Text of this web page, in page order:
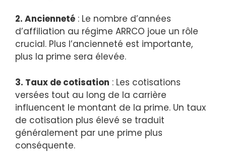
2. Ancienneté : Le nombre d’années
d’affiliation au régime ARRCO joue un rôle
crucial. Plus l’ancienneté est importante,
plus la prime sera élevée.
3. Taux de cotisation : Les cotisations
versées tout au long de la carrière
influencent le montant de la prime. Un taux
de cotisation plus élevé se traduit
généralement par une prime plus
conséquente.